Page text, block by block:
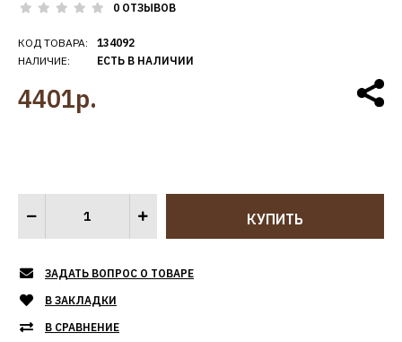
0 ОТЗЫВОВ
КОД ТОВАРА:
НАЛИЧИЕ:
134092
ЕСТЬ В НАЛИЧИИ
4401р.
ЗАДАТЬ ВОПРОС О ТОВАРЕ
В ЗАКЛАДКИ
В СРАВНЕНИЕ